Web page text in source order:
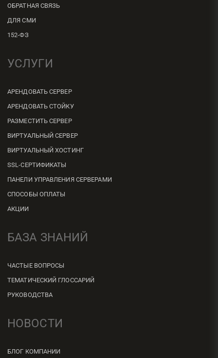
ОБРАТНАЯ СВЯЗЬ
ДЛЯ СМИ
152-ФЗ
УСЛУГИ
АРЕНДОВАТЬ СЕРВЕР
АРЕНДОВАТЬ СТОЙКУ
РАЗМЕСТИТЬ СЕРВЕР
ВИРТУАЛЬНЫЙ СЕРВЕР
ВИРТУАЛЬНЫЙ ХОСТИНГ
SSL-СЕРТИФИКАТЫ
ПАНЕЛИ УПРАВЛЕНИЯ СЕРВЕРАМИ
СПОСОБЫ ОПЛАТЫ
АКЦИИ
БАЗА ЗНАНИЙ
ЧАСТЫЕ ВОПРОСЫ
ТЕМАТИЧЕСКИЙ ГЛОССАРИЙ
РУКОВОДСТВА
НОВОСТИ
БЛОГ КОМПАНИИ